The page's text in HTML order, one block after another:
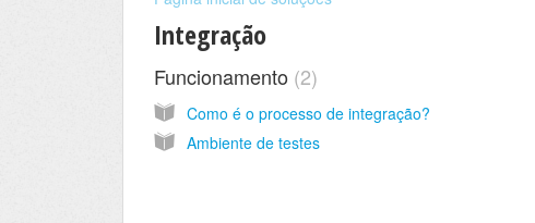
Integração
Funcionamento 2
Como é o processo de integração?
Ambiente de testes